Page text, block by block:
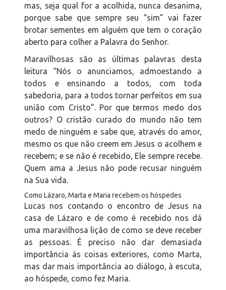
mas, seja qual for a acolhida, nunca desanima,
porque sabe que sempre seu “sim” vai fazer
brotar sementes em alguém que tem o coração
aberto para colher a Palavra do Senhor.
Maravilhosas são as últimas palavras desta
leitura “Nós o anunciamos, admoestando a
todos e ensinando a todos, com toda
sabedoria, para a todos tornar perfeitos em sua
união com Cristo”. Por que termos medo dos
outros? O cristão curado do mundo não tem
medo de ninguém e sabe que, através do amor,
mesmo os que não creem em Jesus o acolhem e
recebem; e se não é recebido, Ele sempre recebe.
Quem ama a Jesus não pode recusar ninguém
na Sua vida.
Como Lázaro, Marta e Maria recebem os hóspedes
Lucas nos contando o encontro de Jesus na
casa de Lázaro e de como é recebido nos dá
uma maravilhosa lição de como se deve receber
as pessoas. É preciso não dar demasiada
importância às coisas exteriores, como Marta,
mas dar mais importância ao diálogo, à escuta,
ao hóspede, como fez Maria.